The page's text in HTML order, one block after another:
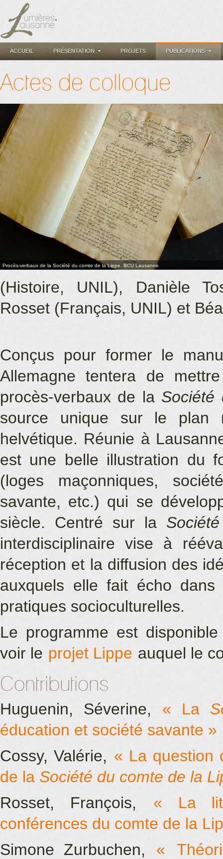
ACCUEIL PRÉSENTATION PROJETS PUBLICATIONS
Actes de colloque
Procès-verbaux de la Société du comte de la Lippe. BCU Lausanne
(Histoire, UNIL), Danièle
Rosset (Français, UNIL) et
Conçus pour former le
Allemagne tentera de
procès-verbaux de la Société
source unique sur le plan
helvétique. Réunie à
est une belle illustration du
(loges maçonniques,
savante, etc.) qui se
siècle. Centré sur la
interdisciplinaire vise à
réception et la diffusion des
auxquels elle fait écho
pratiques socioculturelles.
Le programme est
voir le projet Lippe auquel le
Contributions
Huguenin, Séverine, « La
éducation et société savante »
Cossy, Valérie, « La question
de la Société du comte de la
Rosset, François, « La
conférences du comte de la
Simone Zurbuchen,
«